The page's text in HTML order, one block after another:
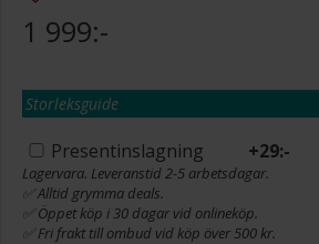
1 999:-
Storleksguide
Presentinslagning +29:-
Lagervara. Leveranstid 2-5 arbetsdagar.
✅ Alltid grymma deals.
✅ Öppet köp i 30 dagar vid onlineköp.
✅ Fri frakt till ombud vid köp över 500 kr.